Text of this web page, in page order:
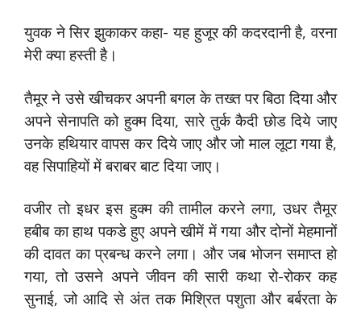
युवक ने सिर झुकाकर कहा- यह हुजूर की कदरदानी है, वरना
मेरी क्‍या हस्‍ती है।
तैमूर ने उसे खीचकर अपनी बगल के तख्‍त पर बिठा दिया और
अपने सेनापति को हुक्‍म दिया, सारे तुर्क कैदी छोड दिये जाए
उनके हथियार वापस कर दिये जाए और जो माल लूटा गया है,
वह सिपाहियों में बराबर बाट दिया जाए।
वजीर तो इधर इस हुक्‍म की तामील करने लगा, उधर तैमूर
हबीब का हाथ पकडे हुए अपने खीमें में गया और दोनों मेहमानों
की दावत का प्रबन्‍ध करने लगा। और जब भोजन समाप्‍त हो
गया, तो उसने अपने जीवन की सारी कथा रो-रोकर कह
सुनाई, जो आदि से अंत तक मिश्रित पशुता और बर्बरता के